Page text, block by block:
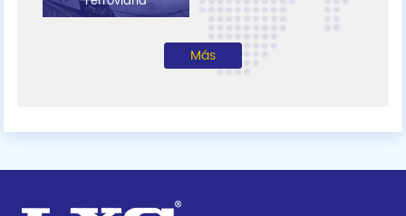
Más